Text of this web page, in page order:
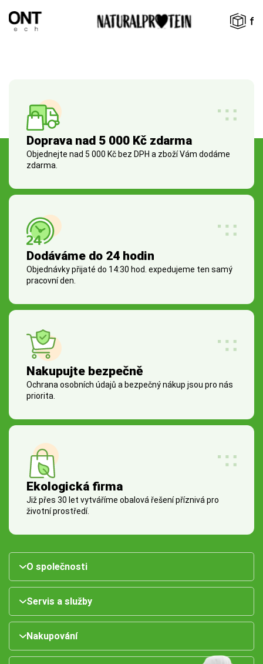
Doprava nad 5 000 Kč zdarma
Objednejte nad 5 000 Kč bez DPH a zboží Vám dodáme
zdarma.
Dodáváme do 24 hodin
Objednávky přijaté do 14:30 hod. expedujeme ten samý
pracovní den.
Nakupujte bezpečně
Ochrana osobních údajů a bezpečný nákup jsou pro nás
priorita.
Ekologická firma
Již přes 30 let vytváříme obalová řešení příznivá pro
životní prostředí.
O společnosti
Servis a služby
Nakupování